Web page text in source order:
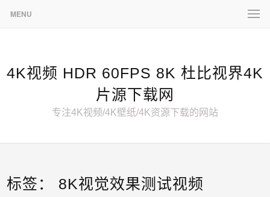
MENU
4K视频 HDR 60FPS 8K 杜比视界4K
片源下载网
专注4K视频/4K壁纸/4K资源下载的网站
标签： 8K视觉效果测试视频